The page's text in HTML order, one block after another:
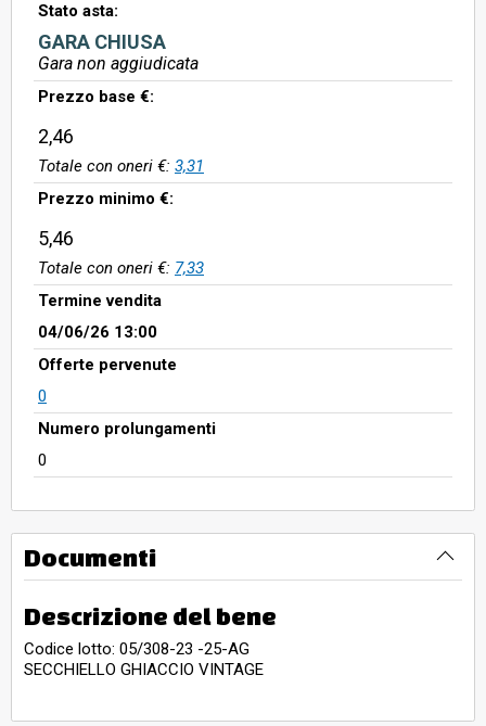
Stato asta:
GARA CHIUSA
Gara non aggiudicata
Prezzo base €:
2,46
Totale con oneri €: 3,31
Prezzo minimo €:
5,46
Totale con oneri €: 7,33
Termine vendita
04/06/26 13:00
Offerte pervenute
0
Numero prolungamenti
0
Documenti
Descrizione del bene
Codice lotto: 05/308-23 -25-AG
SECCHIELLO GHIACCIO VINTAGE